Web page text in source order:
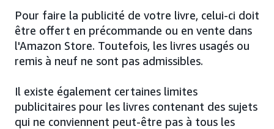
Pour faire la publicité de votre livre, celui-ci doit
être offert en précommande ou en vente dans
l'Amazon Store. Toutefois, les livres usagés ou
remis à neuf ne sont pas admissibles.
Il existe également certaines limites
publicitaires pour les livres contenant des sujets
qui ne conviennent peut-être pas à tous les